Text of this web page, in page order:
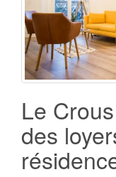
Le
des